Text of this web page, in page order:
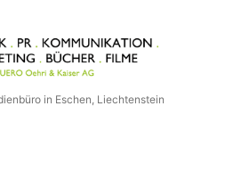
in Eschen, Liechtenstein